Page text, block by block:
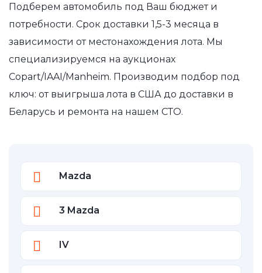
Подберем автомобиль под Ваш бюджет и
потребности. Срок доставки 1,5-3 месяца в
зависимости от местонахождения лота. Мы
специализируемся на аукционах
Copart/IAAI/Manheim. Производим подбор под
ключ: от выигрыша лота в США до доставки в
Беларусь и ремонта на нашем СТО.
Mazda
3 Mazda
IV